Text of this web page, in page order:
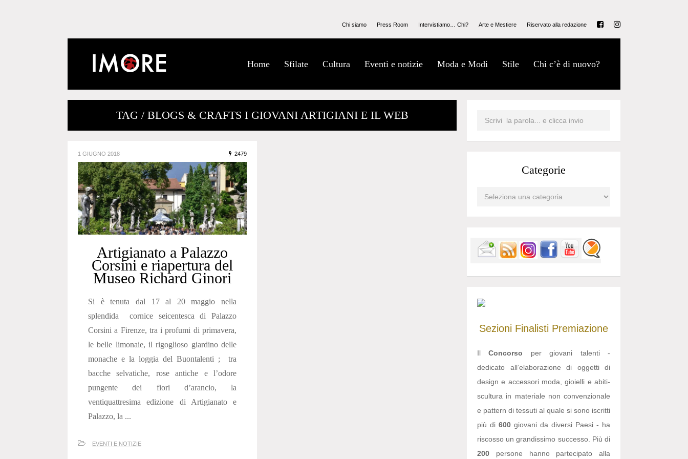
Chi siamo Press Room Intervistiamo… Chi? Arte e Mestiere Riservato alla redazione
Home Sfilate Cultura Eventi e notizie Moda e Modi Stile Chi c’è di nuovo?
TAG / BLOGS & CRAFTS I GIOVANI ARTIGIANI E IL WEB
1 GIUGNO 2018 2479
Artigianato a Palazzo
Corsini e riapertura del
Museo Richard Ginori
Si è tenuta dal 17 al 20 maggio nella
splendida cornice seicentesca di Palazzo
Corsini a Firenze, tra i profumi di primavera,
le belle limonaie, il rigoglioso giardino delle
monache e la loggia del Buontalenti ; tra
bacche selvatiche, rose antiche e l’odore
pungente dei fiori d’arancio, la
ventiquattresima edizione di Artigianato e
Palazzo, la ...
EVENTI E NOTIZIE
Categorie
Sezioni Finalisti Premiazione
IlConcorso per giovani talenti -
dedicato all’elaborazione di oggetti di
design e accessori moda, gioielli e abiti-
scultura in materiale non convenzionale
e pattern di tessuti al quale si sono iscritti
più di 600 giovani da diversi Paesi - ha
riscosso un grandissimo successo. Più di
200 persone hanno partecipato alla